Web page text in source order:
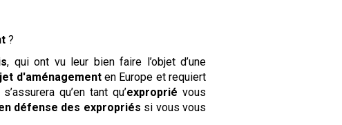
?
, qui ont vu leur bien faire l’objet d’une
d'aménagementen Europe et requiert
qu’en tant qu’exproprié vous
défense des expropriés si vous vous